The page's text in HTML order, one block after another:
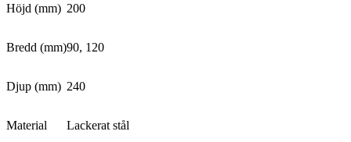
Höjd (mm) 200
Bredd (mm)90, 120
Djup (mm) 240
Material Lackerat stål